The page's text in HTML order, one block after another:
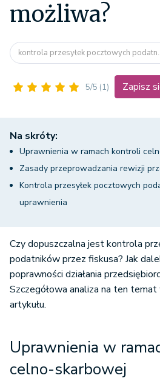
możliwa?
kontrola przesyłek pocztowych
5/5 (1) Zapisz
Na skróty:
Uprawnienia w ramach kontroli
Zasady przeprowadzania rewizji
Kontrola przesyłek pocztowych
uprawnienia
Czy dopuszczalna jest kontrola
podatników przez fiskusa? Jak
poprawności działania
Szczegółowa analiza na ten
artykułu.
Uprawnienia w
celno-skarbowej